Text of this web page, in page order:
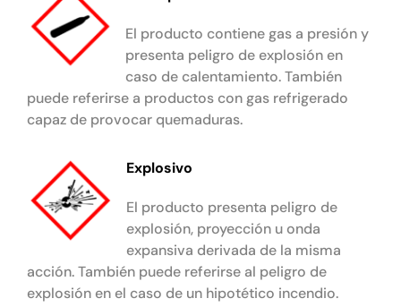
El producto contiene gas a presión y
presenta peligro de explosión en
caso de calentamiento. También
puede referirse a productos con gas refrigerado
capaz de provocar quemaduras.
Explosivo
El producto presenta peligro de
explosión, proyección u onda
expansiva derivada de la misma
acción. También puede referirse al peligro de
explosión en el caso de un hipotético incendio.